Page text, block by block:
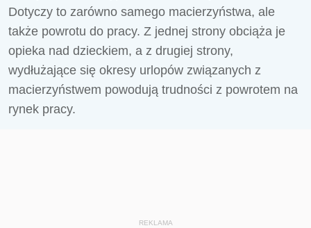
Dotyczy to zarówno samego macierzyństwa, ale
także powrotu do pracy. Z jednej strony obciąża je
opieka nad dzieckiem, a z drugiej strony,
wydłużające się okresy urlopów związanych z
macierzyństwem powodują trudności z powrotem na
rynek pracy.
REKLAMA